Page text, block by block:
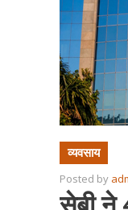
व्यवसाय
Posted by